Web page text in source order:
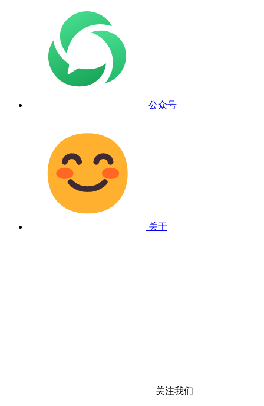
公众号
关于
关注我们